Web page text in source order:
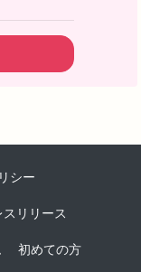
シー
スリリース
初めての方